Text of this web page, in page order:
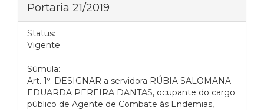
Portaria 21/2019
Status:
Vigente
Súmula:
Art. 1º. DESIGNAR a servidora RÚBIA SALOMANA
EDUARDA PEREIRA DANTAS, ocupante do cargo
público de Agente de Combate às Endemias,